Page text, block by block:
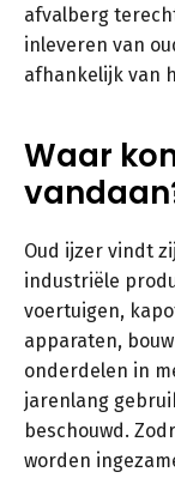
afvalberg
inleveren van
afhankelijk van
Waar
Oud ijzer vindt
industriële
voertuigen,
apparaten,
onderdelen in
jarenlang
beschouwd.
worden